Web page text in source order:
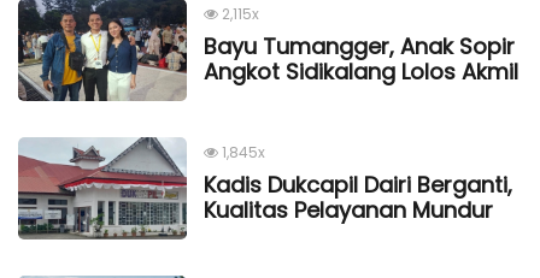
2,115x
Bayu Tumangger, Anak Sopir
Angkot Sidikalang Lolos Akmil
1,845x
Kadis Dukcapil Dairi Berganti,
Kualitas Pelayanan Mundur